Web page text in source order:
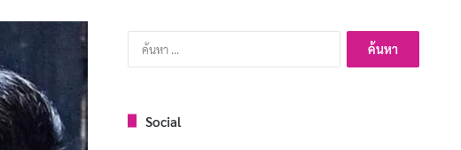
ค้นหา
สำหรับ:
Social